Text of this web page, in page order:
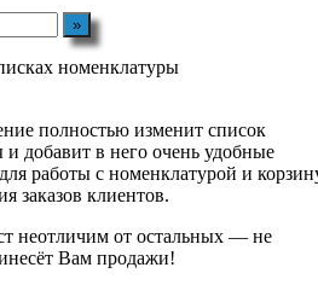
номенклатуры
полностью изменит список
добавит в него очень удобные
работы с номенклатурой и
заказов клиентов.
неотличим от остальных — не
Вам продажи!